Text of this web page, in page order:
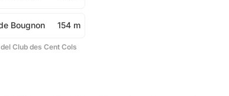
Bougnon 154 m
Club des Cent Cols